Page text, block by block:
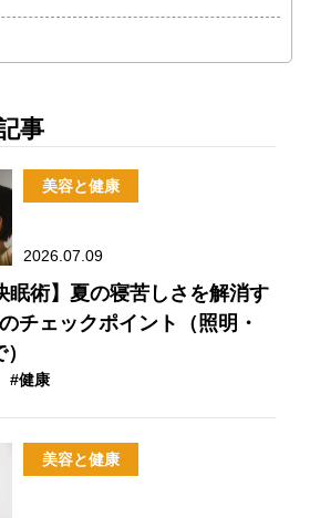
事
美容と健康
2026.07.09
眠術】夏の寝苦しさを解消す
チェックポイント（照明・
#健康
美容と健康